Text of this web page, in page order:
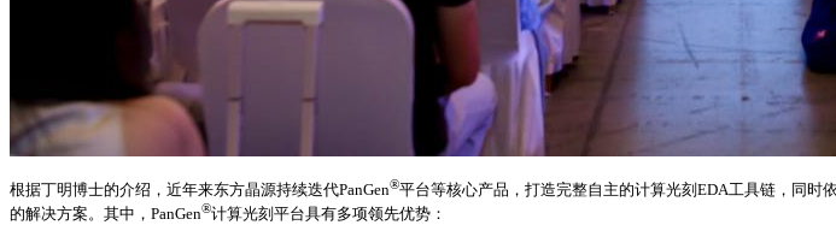
根据丁明博士的介绍，近年来东方晶源持续迭代PanGen®平台等核心产品，打造完整自主的计算光刻EDA工具链，同时
的解决方案。其中，PanGen®计算光刻平台具有多项领先优势：